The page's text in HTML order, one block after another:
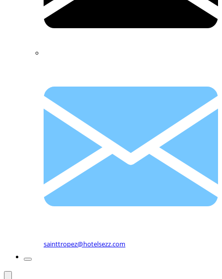
sainttropez@hotelsezz.com